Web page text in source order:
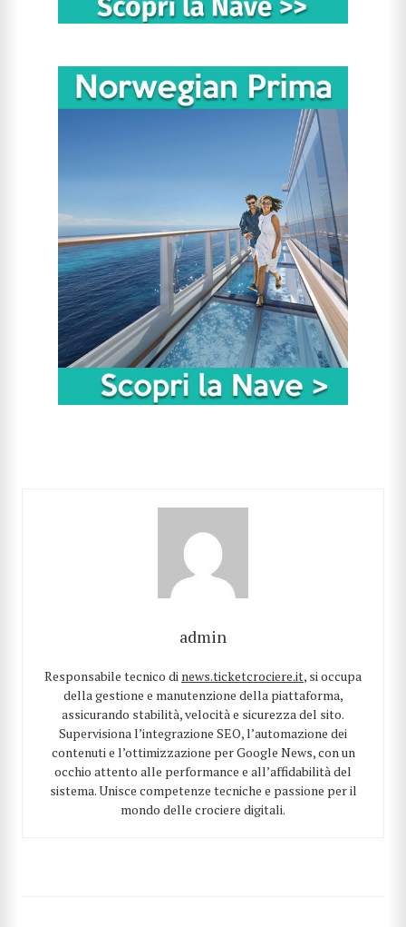
admin
Responsabile tecnico di news.ticketcrociere.it, si occupa
della gestione e manutenzione della piattaforma,
assicurando stabilità, velocità e sicurezza del sito.
Supervisiona l’integrazione SEO, l’automazione dei
contenuti e l’ottimizzazione per Google News, con un
occhio attento alle performance e all’affidabilità del
sistema. Unisce competenze tecniche e passione per il
mondo delle crociere digitali.